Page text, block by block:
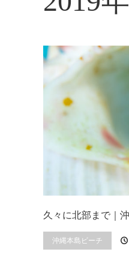
久々に北部まで｜
沖縄本島ビーチ